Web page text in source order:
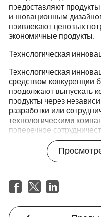
предоставляют
инновационным
привлекают ценовых
экономичные продукты.
Технологическая
Технологическая
средством конкуренции
продолжают выпускать
продукты через
разработки или
технологическими
поперечное
брендов расширить
Изменения концентрации
рынка ТВ-боксов может
могут дальше укрепить
слияния и поглощения,
время как малые и